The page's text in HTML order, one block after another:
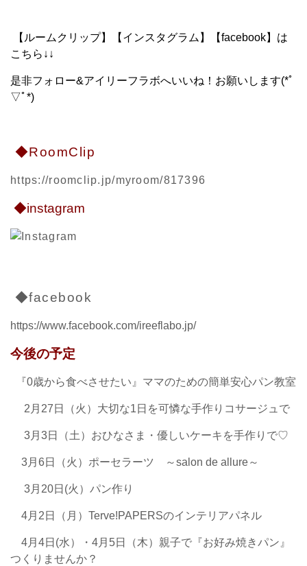
【ルームクリップ】【インスタグラム】【facebook】は
こちら↓↓
是非フォロー&アイリーフラボへいいね！お願いします(*ﾟ
▽ﾟ*)
◆RoomClip
https://roomclip.jp/myroom/817396
◆instagram
◆facebook
https://www.facebook.com/ireeflabo.jp/
今後の予定
『0歳から食べさせたい』ママのための簡単安心パン教室
2月27日（火）大切な1日を可憐な手作りコサージュで
3月3日（土）おひなさま・優しいケーキを手作りで♡
3月6日（火）ポーセラーツ ～salon de allure～
3月20日(火）パン作り
4月2日（月）Terve!PAPERSのインテリアパネル
4月4日(水）・4月5日（木）親子で『お好み焼きパン』
つくりませんか？